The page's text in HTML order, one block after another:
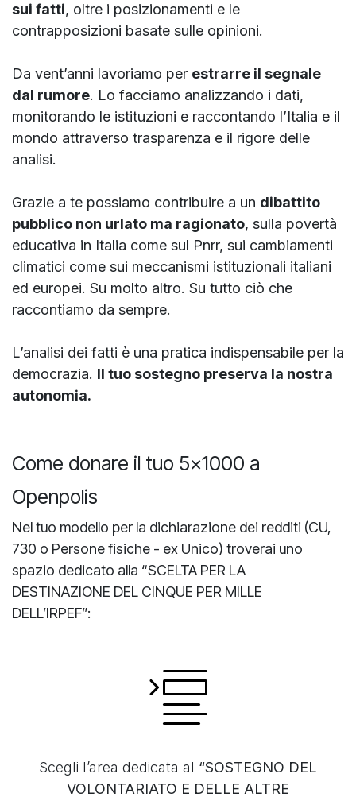
sui fatti, oltre i posizionamenti e le
contrapposizioni basate sulle opinioni.
Da vent’anni lavoriamo per estrarre il segnale
dal rumore. Lo facciamo analizzando i dati,
monitorando le istituzioni e raccontando l’Italia e il
mondo attraverso trasparenza e il rigore delle
analisi.
Grazie a te possiamo contribuire a un dibattito
pubblico non urlato ma ragionato, sulla povertà
educativa in Italia come sul Pnrr, sui cambiamenti
climatici come sui meccanismi istituzionali italiani
ed europei. Su molto altro. Su tutto ciò che
raccontiamo da sempre.
L’analisi dei fatti è una pratica indispensabile per la
democrazia. Il tuo sostegno preserva la nostra
autonomia.
Come donare il tuo 5x1000 a
Openpolis
Nel tuo modello per la dichiarazione dei redditi (CU,
730 o Persone fisiche - ex Unico) troverai uno
spazio dedicato alla “SCELTA PER LA
DESTINAZIONE DEL CINQUE PER MILLE
DELL’IRPEF”:
Scegli l’area dedicata al “SOSTEGNO DEL
VOLONTARIATO E DELLE ALTRE